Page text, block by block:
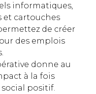
informatiques,
cartouches
de créer
des emplois
donne au
à la fois
positif.